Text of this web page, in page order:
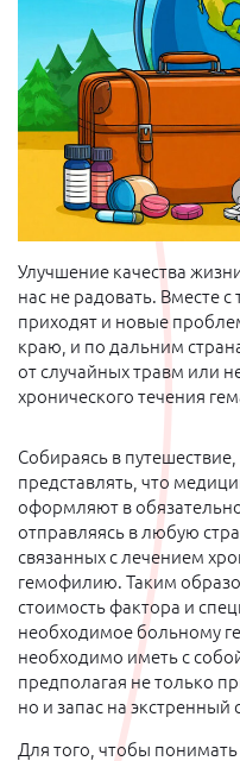
Улучшение качества
нас не радовать. Вместе
приходят и новые
краю, и по дальним
от случайных травм или
хронического течения
Собираясь в
представлять, что
оформляют в
отправляясь в любую
связанных с лечением
гемофилию. Таким
стоимость фактора и
необходимое больному
необходимо иметь с
предполагая не только
но и запас на экстренный
Для того, чтобы